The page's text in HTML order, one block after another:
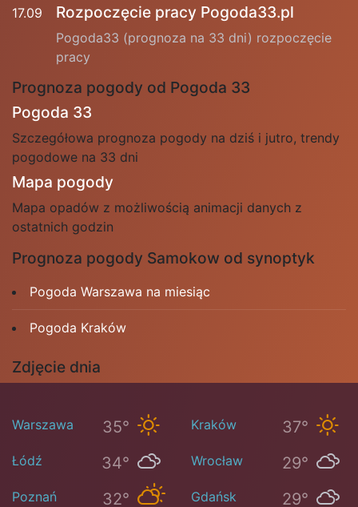
17.09 Rozpoczęcie pracy Pogoda33.pl
Pogoda33 (prognoza na 33 dni) rozpoczęcie
pracy
Prognoza pogody od Pogoda 33
Pogoda 33
Szczegółowa prognoza pogody na dziś i jutro, trendy
pogodowe na 33 dni
Mapa pogody
Mapa opadów z możliwością animacji danych z
ostatnich godzin
Prognoza pogody Samokow od synoptyk
Pogoda Warszawa na miesiąc
Pogoda Kraków
Zdjęcie dnia
Warszawa 35° Kraków 37°
Łódź 34° Wrocław 29°
Poznań 32° Gdańsk 29°